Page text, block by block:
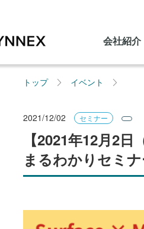
会社紹介
トップ イベント
2021/12/02 セミナー
【2021年12月2
まるわかりセミ